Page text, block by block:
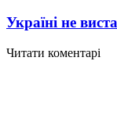
Україні не
Читати коментарі